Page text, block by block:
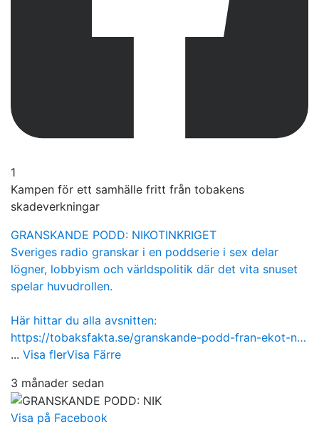
1
Kampen för ett samhälle fritt från tobakens
skadeverkningar
GRANSKANDE PODD: NIKOTINKRIGET
Sveriges radio granskar i en poddserie i sex delar
lögner, lobbyism och världspolitik där det vita snuset
spelar huvudrollen.
Här hittar du alla avsnitten:
https://tobaksfakta.se/granskande-podd-fran-ekot-n…
... Visa flerVisa Färre
3 månader sedan
Visa på Facebook